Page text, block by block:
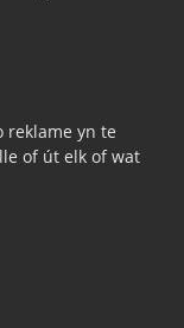
reklame yn te
of út elk of wat